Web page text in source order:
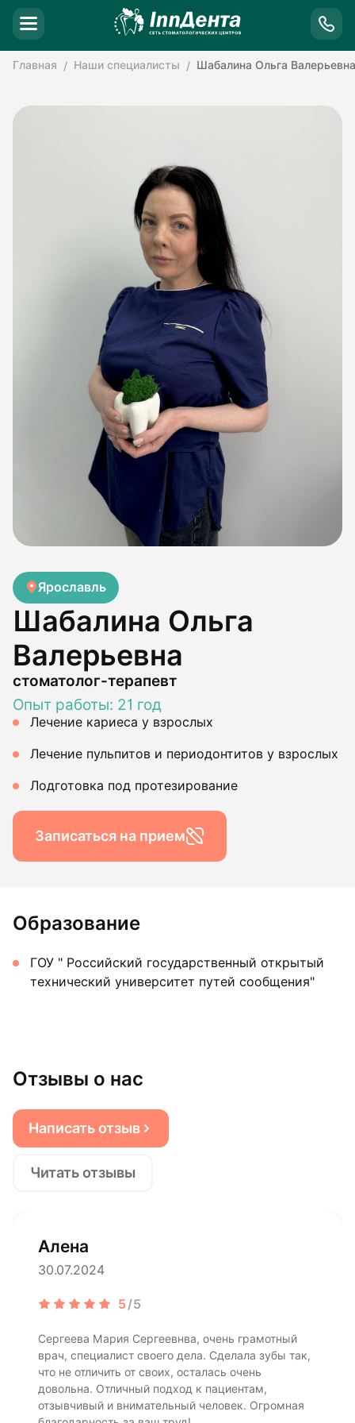
Главная Наши специалисты Шабалина Ольга Валерьевна
Ярославль
Шабалина Ольга
Валерьевна
стоматолог-терапевт
Опыт работы: 21 год
Лечение кариеса у взрослых
Лечение пульпитов и периодонтитов у взрослых
Лодготовка под протезирование
Записаться на прием
Образование
ГОУ " Российский государственный открытый
технический университет путей сообщения"
Отзывы о нас
Написать отзыв
Читать отзывы
Алена
30.07.2024
5/5
Сергеева Мария Сергеевнва, очень грамотный
врач, специалист своего дела. Сделала зубы так,
что не отличить от своих, осталась очень
довольна. Отличный подход к пациентам,
отзывчивый и внимательный человек. Огромная